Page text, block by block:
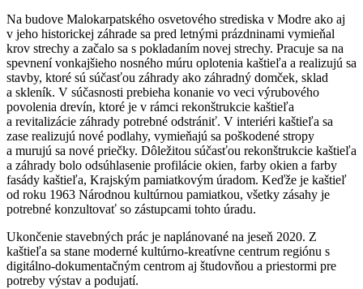
Na budove Malokarpatského osvetového strediska v Modre ako aj
v jeho historickej záhrade sa pred letnými prázdninami vymieňal
krov strechy a začalo sa s pokladaním novej strechy. Pracuje sa na
spevnení vonkajšieho nosného múru oplotenia kaštieľa a realizujú sa
stavby, ktoré sú súčasťou záhrady ako záhradný domček, sklad
a skleník. V súčasnosti prebieha konanie vo veci výrubového
povolenia drevín, ktoré je v rámci rekonštrukcie kaštieľa
a revitalizácie záhrady potrebné odstrániť. V interiéri kaštieľa sa
zase realizujú nové podlahy, vymieňajú sa poškodené stropy
a murujú sa nové priečky. Dôležitou súčasťou rekonštrukcie kaštieľa
a záhrady bolo odsúhlasenie profilácie okien, farby okien a farby
fasády kaštieľa, Krajským pamiatkovým úradom. Keďže je kaštieľ
od roku 1963 Národnou kultúrnou pamiatkou, všetky zásahy je
potrebné konzultovať so zástupcami tohto úradu.
Ukončenie stavebných prác je naplánované na jeseň 2020. Z
kaštieľa sa stane moderné kultúrno-kreatívne centrum regiónu s
digitálno-dokumentačným centrom aj študovňou a priestormi pre
potreby výstav a podujatí.